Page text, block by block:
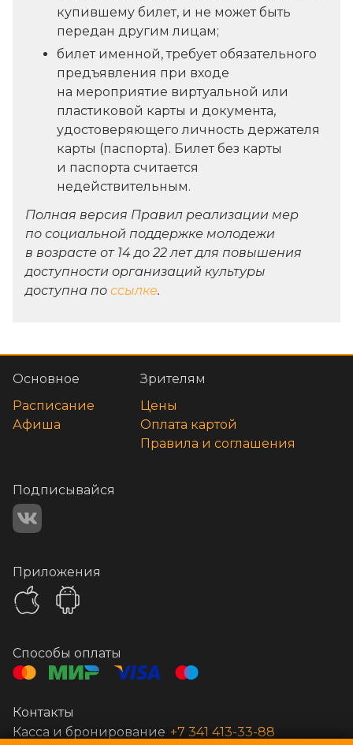
купившему билет, и не может быть
передан другим лицам;
билет именной, требует обязательного
предъявления при входе
на мероприятие виртуальной или
пластиковой карты и документа,
удостоверяющего личность держателя
карты (паспорта). Билет без карты
и паспорта считается
недействительным.
Полная версия Правил реализации мер
по социальной поддержке молодежи
в возрасте от 14 до 22 лет для повышения
доступности организаций культуры
доступна по ссылке.
Основное
Расписание
Афиша
Зрителям
Цены
Оплата картой
Правила и соглашения
Подписывайся
Приложения
Способы оплаты
Контакты
Касса и бронирование +7 341 413-33-88